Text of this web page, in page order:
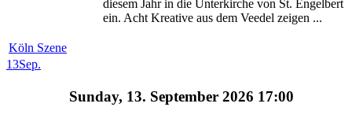
diesem Jahr in die Unterkirche von St. Engelbert
ein. Acht Kreative aus dem Veedel zeigen ...
Köln Szene
13Sep.
Sunday, 13. September 2026 17:00